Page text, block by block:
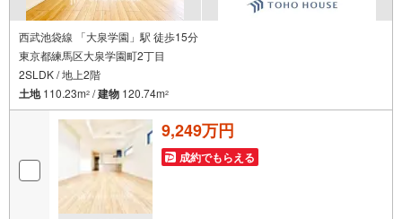
西武池袋線 「大泉学園」駅 徒歩15分
東京都練馬区大泉学園町2丁目
2SLDK / 地上2階
土地110.23m2 /建物 120.74m2
9,249万円
成約でもらえる